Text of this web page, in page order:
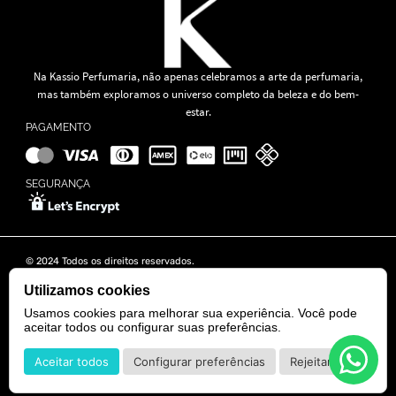
Na Kassio Perfumaria, não apenas celebramos a arte da perfumaria,
mas também exploramos o universo completo da beleza e do bem-
estar.
PAGAMENTO
SEGURANÇA
© 2024 Todos os direitos reservados.
Rua Tapajós n° 481- Edifício B&B Business - 7° Andar - Vila Brasília -
POWERED BY DEVELOPED BY
Utilizamos cookies
Usamos cookies para melhorar sua experiência. Você pode
aceitar todos ou configurar suas preferências.
Aceitar todos Configurar preferências Rejeitar